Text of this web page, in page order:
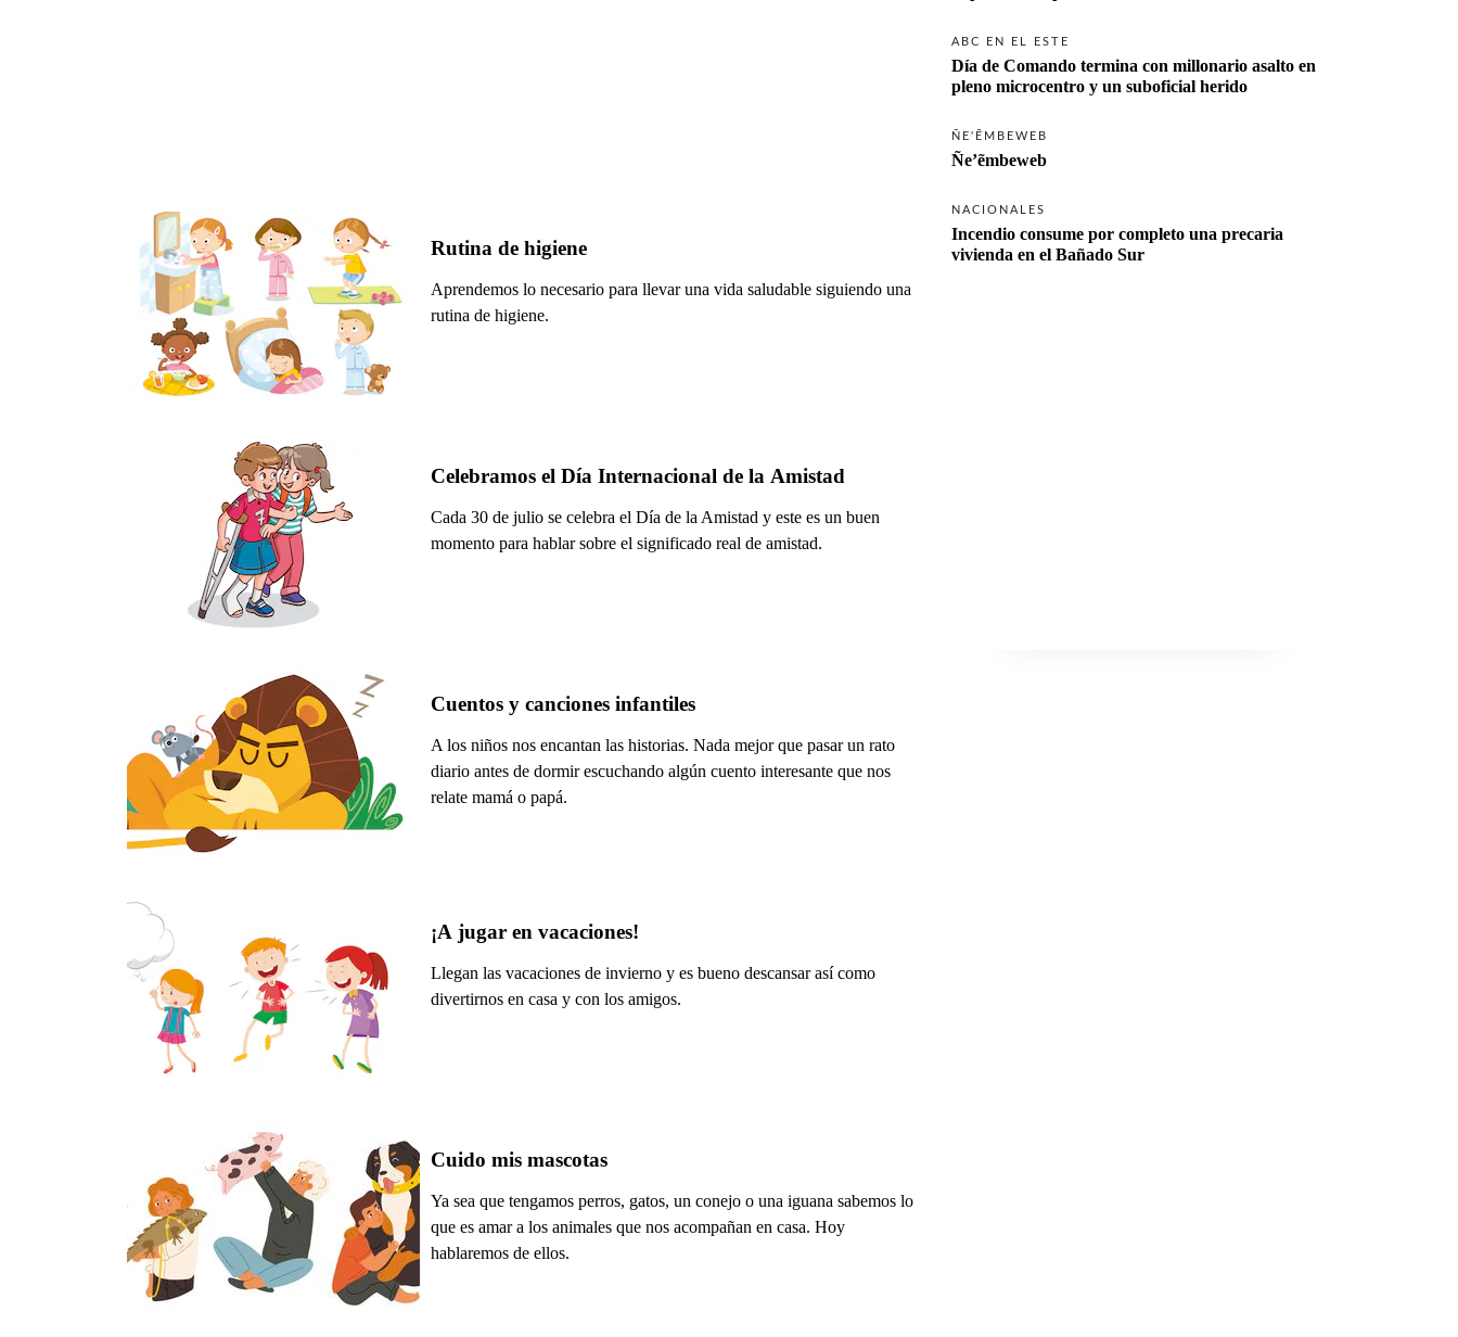
Rutina de higiene
Aprendemos lo necesario para llevar una vida saludable siguiendo una
rutina de higiene.
Celebramos el Día Internacional de la Amistad
Cada 30 de julio se celebra el Día de la Amistad y este es un buen
momento para hablar sobre el significado real de amistad.
Cuentos y canciones infantiles
A los niños nos encantan las historias. Nada mejor que pasar un rato
diario antes de dormir escuchando algún cuento interesante que nos
relate mamá o papá.
¡A jugar en vacaciones!
Llegan las vacaciones de invierno y es bueno descansar así como
divertirnos en casa y con los amigos.
Cuido mis mascotas
Ya sea que tengamos perros, gatos, un conejo o una iguana sabemos lo
que es amar a los animales que nos acompañan en casa. Hoy
hablaremos de ellos.
ABC EN EL ESTE
Día de Comando termina con millonario asalto en
pleno microcentro y un suboficial herido
ÑE'ẼMBEWEB
Ñe’ẽmbeweb
NACIONALES
Incendio consume por completo una precaria
vivienda en el Bañado Sur